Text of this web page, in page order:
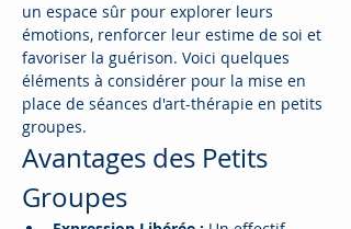
un espace sûr pour explorer leurs
émotions, renforcer leur estime de soi et
favoriser la guérison. Voici quelques
éléments à considérer pour la mise en
place de séances d'art-thérapie en petits
groupes.
Avantages des Petits
Groupes